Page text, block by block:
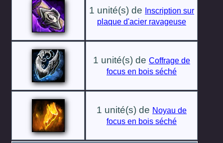
1 unité(s) de
Inscription sur
plaque d'acier ravageuse
1 unité(s) de Coffrage de
focus en bois séché
1 unité(s) de Noyau de
focus en bois séché